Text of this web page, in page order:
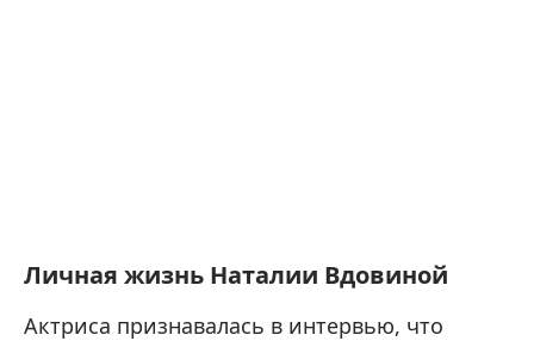
Личная жизнь Наталии Вдовиной
Актриса признавалась в интервью, что